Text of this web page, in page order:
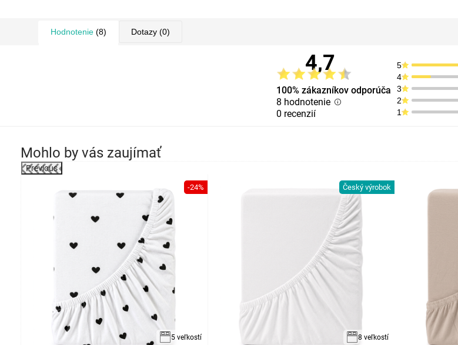
Hodnotenie (8) Dotazy (0)
4,7
100% zákazníkov odporúča
8 hodnotenie
0 recenzií
5
4
3
2
1
Mohlo by vás zaujímať
Previous
-24%
5 veľkostí
Český výrobok
8 veľkostí